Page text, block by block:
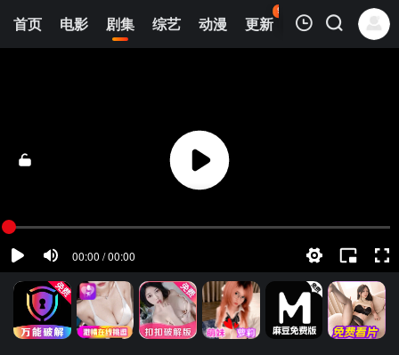
首页 电影 剧集 综艺 动漫 更新
95
热榜 APP
清空